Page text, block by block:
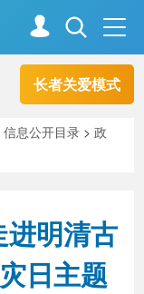
长者关爱模式
走进资阳
解读回应
信息公开目录 >政
明清古
日主题